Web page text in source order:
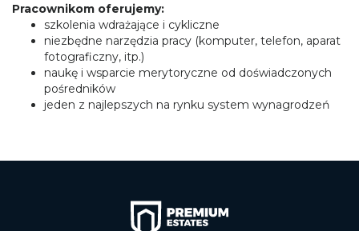
Pracownikom oferujemy:
szkolenia wdrażające i cykliczne
niezbędne narzędzia pracy (komputer, telefon, aparat
fotograficzny, itp.)
naukę i wsparcie merytoryczne od doświadczonych
pośredników
jeden z najlepszych na rynku system wynagrodzeń